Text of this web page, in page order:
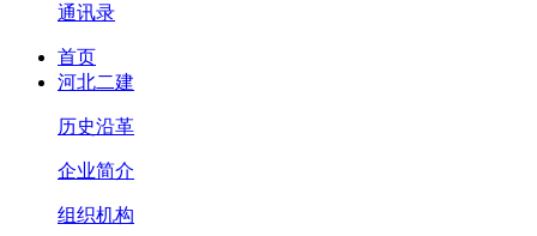
通讯录
首页
河北二建
历史沿革
企业简介
组织机构